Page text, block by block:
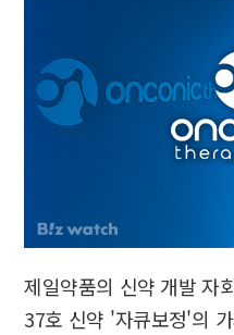
제일약품의 신약 개발 자
37호 신약 '자큐보정'의